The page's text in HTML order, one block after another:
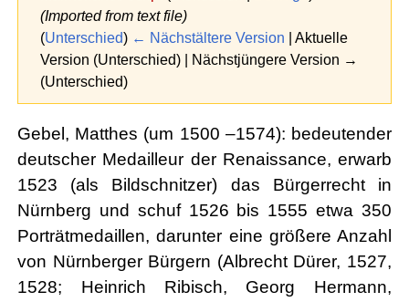
(Imported from text file)
(Unterschied) ← Nächstältere Version | Aktuelle
Version (Unterschied) | Nächstjüngere Version →
(Unterschied)
Gebel, Matthes (um 1500 –1574): bedeutender
deutscher Medailleur der Renaissance, erwarb
1523 (als Bildschnitzer) das Bürgerrecht in
Nürnberg und schuf 1526 bis 1555 etwa 350
Porträtmedaillen, darunter eine größere Anzahl
von Nürnberger Bürgern (Albrecht Dürer, 1527,
1528; Heinrich Ribisch, Georg Hermann,